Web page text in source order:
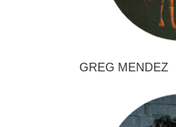
GREG MENDEZ